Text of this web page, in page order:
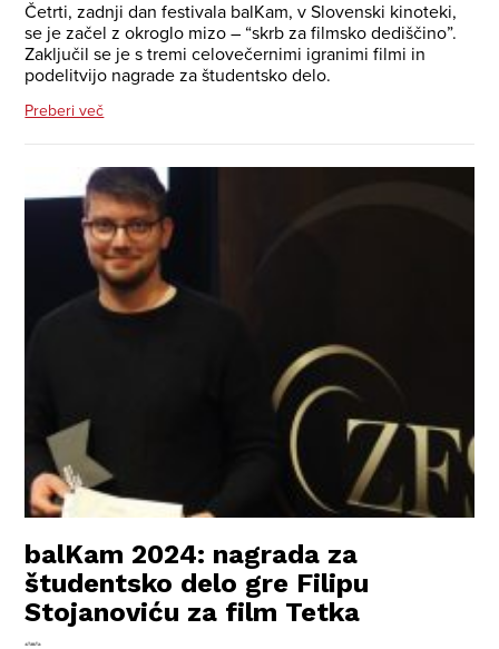
Četrti, zadnji dan festivala balKam, v Slovenski kinoteki,
se je začel z okroglo mizo – “skrb za filmsko dediščino”.
Zaključil se je s tremi celovečernimi igranimi filmi in
podelitvijo nagrade za študentsko delo.
Preberi več
balKam 2024: nagrada za
študentsko delo gre Filipu
Stojanoviću za film Tetka